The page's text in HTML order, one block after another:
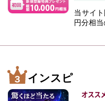
当サイ
円分相
インスピ
オスス